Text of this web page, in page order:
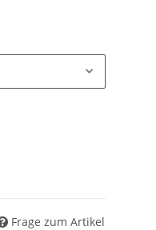
Frage zum Artikel